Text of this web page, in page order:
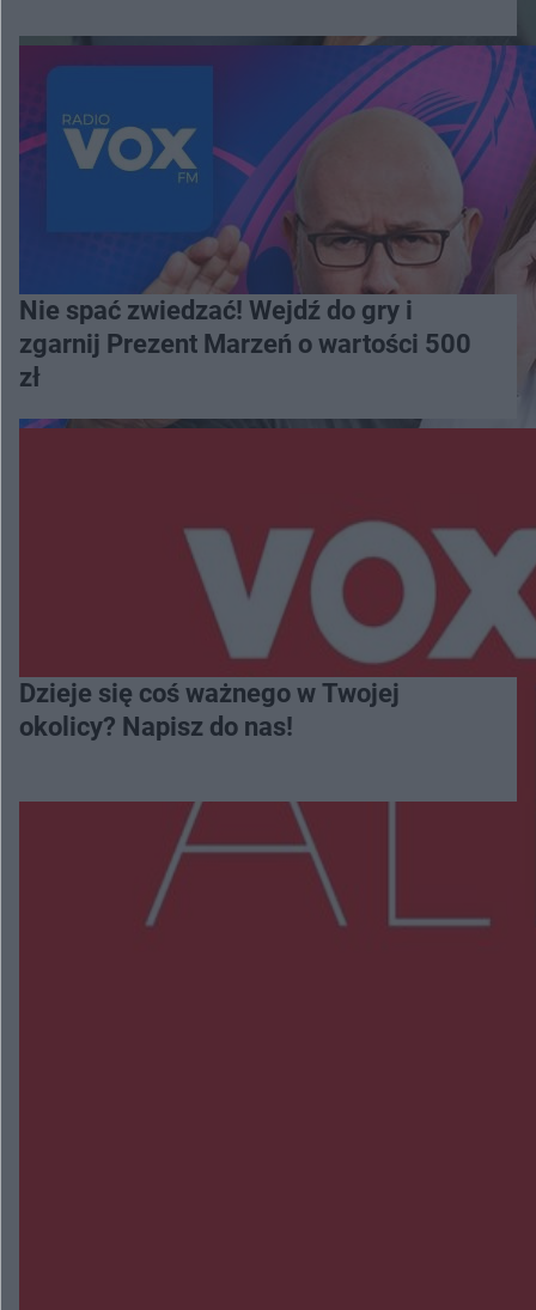
Nie spać zwiedzać! Wejdź do gry i
zgarnij Prezent Marzeń o wartości 500
zł
Dzieje się coś ważnego w Twojej
okolicy? Napisz do nas!
Więcej